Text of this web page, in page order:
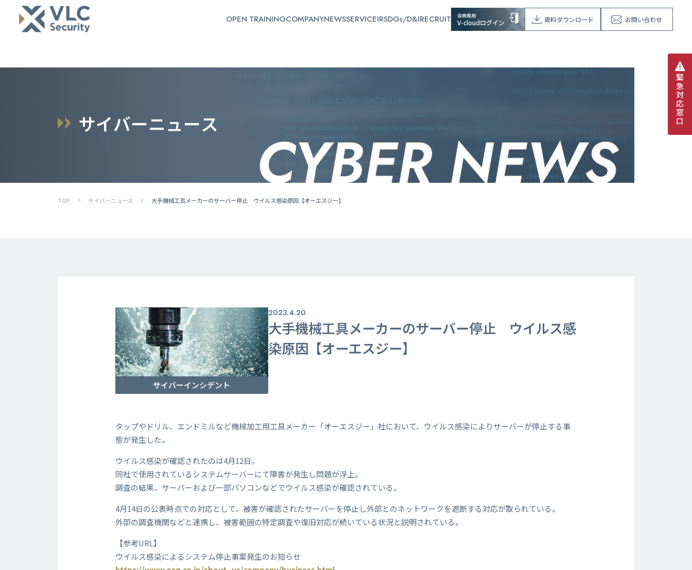
OPEN TRAININGCOMPANYNEWSSERVICEIRSDGs/D&IRECRUIT 会員専用
V-cloudログイン 資料ダウンロード お問い合わせ
緊
急
対
応
窓
口
サイバーニュース
TOP サイバーニュース 大手機械工具メーカーのサーバー停止 ウイルス感染原因【オーエスジー】
サイバーインシデント
2023.4.20
大手機械工具メーカーのサーバー停止 ウイルス感
染原因【オーエスジー】
タップやドリル、エンドミルなど機械加工用工具メーカー「オーエスジー」社において、ウイルス感染によりサーバーが停止する事
態が発生した。
ウイルス感染が確認されたのは4月12日。
同社で使用されているシステムサーバーにて障害が発生し問題が浮上。
調査の結果、サーバーおよび一部パソコンなどでウイルス感染が確認されている。
4月14日の公表時点での対応として、被害が確認されたサーバーを停止し外部とのネットワークを遮断する対応が取られている。
外部の調査機関などと連携し、被害範囲の特定調査や復旧対応が続いている状況と説明されている。
【参考URL】
ウイルス感染によるシステム停止事案発生のお知らせ